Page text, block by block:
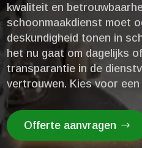
kwaliteit en
schoonmaakdienst moet
deskundigheid tonen in
het nu gaat om dagelijks
transparantie in de
vertrouwen.​ Kies voor
Offerte aanvragen